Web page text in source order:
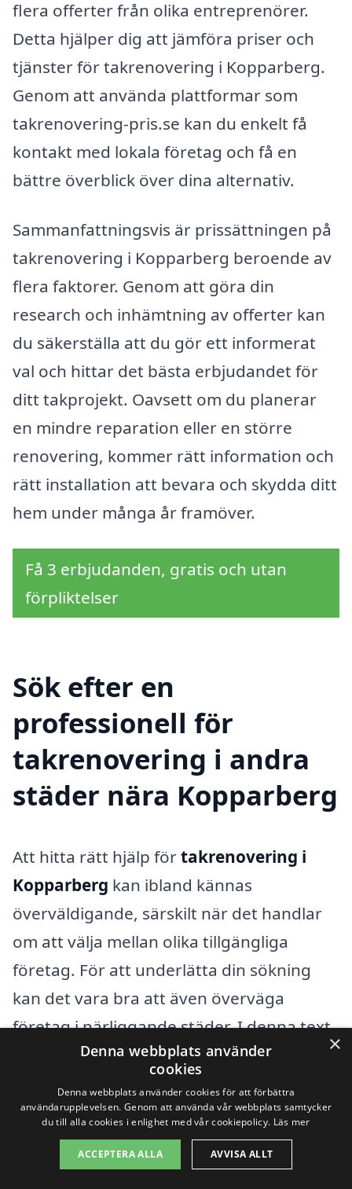
flera offerter från olika entreprenörer.
Detta hjälper dig att jämföra priser och
tjänster för takrenovering i Kopparberg.
Genom att använda plattformar som
takrenovering-pris.se kan du enkelt få
kontakt med lokala företag och få en
bättre överblick över dina alternativ.
Sammanfattningsvis är prissättningen på
takrenovering i Kopparberg beroende av
flera faktorer. Genom att göra din
research och inhämtning av offerter kan
du säkerställa att du gör ett informerat
val och hittar det bästa erbjudandet för
ditt takprojekt. Oavsett om du planerar
en mindre reparation eller en större
renovering, kommer rätt information och
rätt installation att bevara och skydda ditt
hem under många år framöver.
Få 3 erbjudanden, gratis och utan
förpliktelser
Sök efter en
professionell för
takrenovering i andra
städer nära Kopparberg
Att hitta rätt hjälp förtakrenovering i
Kopparberg kan ibland kännas
överväldigande, särskilt när det handlar
om att välja mellan olika tillgängliga
företag. För att underlätta din sökning
kan det vara bra att även överväga
företag i närliggande städer. I denna text
hjälper vi dig att utforska olika alternativ
för takrenovering i städer nära
Kopparberg.
Här är några städer i närheten där du kan
×
Denna webbplats använder
cookies
Denna webbplats använder cookies för att förbättra
användarupplevelsen. Genom att använda vår webbplats samtycker
du till alla cookies i enlighet med vår cookiepolicy. Läs mer
ACCEPTERA ALLA AVVISA ALLT